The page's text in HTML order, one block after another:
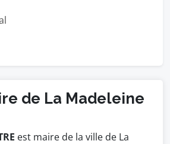
de La Madeleine
est maire de la ville de La